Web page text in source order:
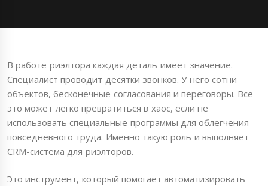
В работе риэлтора каждая деталь имеет значение.
Специалист проводит десятки звонков. У него сотни
объектов, бесконечные согласования и переговоры. Все
это может легко превратиться в хаос, если не
использовать специальные программы для облегчения
повседневного труда. Именно такую роль и выполняет
CRM-система для риэлторов.
Это инструмент, который помогает автоматизировать